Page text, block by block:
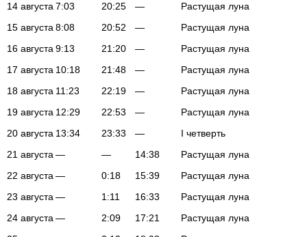
14 августа 7:03 20:25 —
Растущая луна
15 августа 8:08 20:52 —
Растущая луна
16 августа 9:13 21:20 —
Растущая луна
17 августа 10:18 21:48 —
Растущая луна
18 августа 11:23 22:19 —
Растущая луна
19 августа 12:29 22:53 —
Растущая луна
20 августа 13:34 23:33 —
I четверть
21 августа — — 14:38
Растущая луна
22 августа — 0:18 15:39
Растущая луна
23 августа — 1:11 16:33
Растущая луна
24 августа — 2:09 17:21
Растущая луна